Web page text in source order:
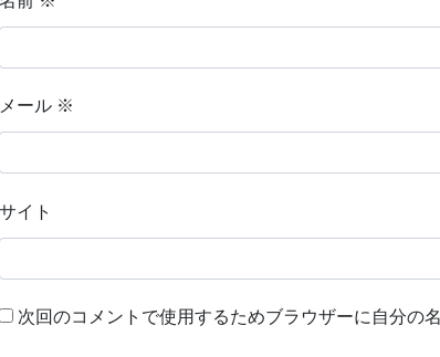
メール ※
サイト
次回のコメントで使用するためブラウザーに自分の